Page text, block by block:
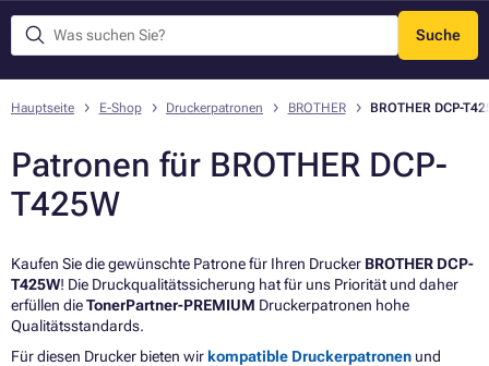
Suche
Menü
Hauptseite E-Shop Druckerpatronen BROTHER BROTHER DCP-
Patronen für BROTHER DCP-
T425W
Kaufen Sie die gewünschte Patrone für Ihren Drucker BROTHER DCP-
T425W! Die Druckqualitätssicherung hat für uns Priorität und daher
erfüllen dieTonerPartner-PREMIUM Druckerpatronen hohe
Qualitätsstandards.
Für diesen Drucker bieten wir kompatible Druckerpatronen und